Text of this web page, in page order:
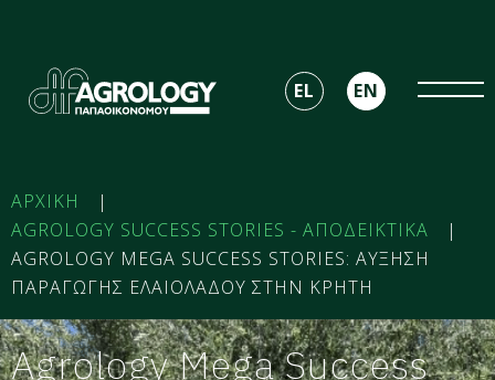
EL EN
ΑΡΧΙΚΗ
|
AGROLOGY SUCCESS STORIES - ΑΠΟΔΕΙΚΤΙΚΑ
|
AGROLOGY MEGA SUCCESS STORIES: ΑΥΞΗΣΗ
ΠΑΡΑΓΩΓΗΣ ΕΛΑΙΟΛΑΔΟΥ​ ΣΤΗΝ ΚΡΗΤΗ​
Agrology Mega Success